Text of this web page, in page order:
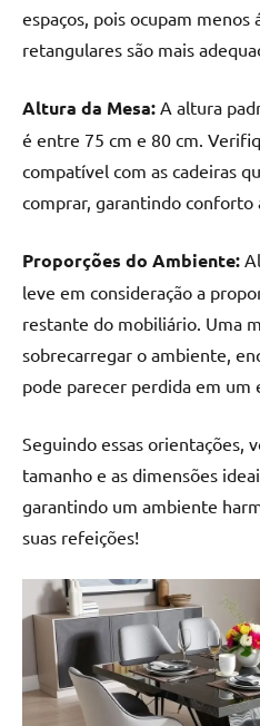
espaços, pois ocupam menos
retangulares são mais
Altura da Mesa: A altura
é entre 75 cm e 80 cm.
compatível com as cadeiras
comprar, garantindo conforto
Proporções do Ambiente:
leve em consideração a
restante do mobiliário. Uma
sobrecarregar o ambiente,
pode parecer perdida em um
Seguindo essas orientações,
tamanho e as dimensões
garantindo um ambiente
suas refeições!